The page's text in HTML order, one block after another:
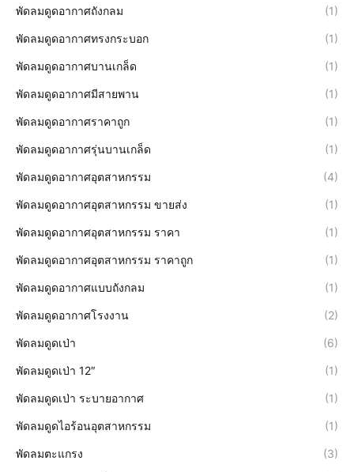
พัดลมดูดอากาศถังกลม (1)
พัดลมดูดอากาศทรงกระบอก (1)
พัดลมดูดอากาศบานเกล็ด (1)
พัดลมดูดอากาศมีสายพาน (1)
พัดลมดูดอากาศราคาถูก (1)
พัดลมดูดอากาศรุ่นบานเกล็ด (1)
พัดลมดูดอากาศอุตสาหกรรม (4)
พัดลมดูดอากาศอุตสาหกรรม ขายส่ง (1)
พัดลมดูดอากาศอุตสาหกรรม ราคา (1)
พัดลมดูดอากาศอุตสาหกรรม ราคาถูก (1)
พัดลมดูดอากาศแบบถังกลม (1)
พัดลมดูดอากาศโรงงาน (2)
พัดลมดูดเป่า (6)
พัดลมดูดเป่า 12″ (1)
พัดลมดูดเป่า ระบายอากาศ (1)
พัดลมดูดไอร้อนอุตสาหกรรม (1)
พัดลมตะแกรง (3)